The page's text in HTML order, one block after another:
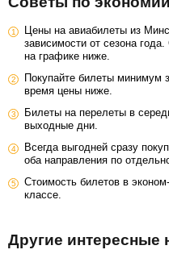
Цены на авиабилеты из
зависимости от сезона
на графике ниже.
Покупайте билеты минимум
время цены ниже.
Билеты на перелеты в
выходные дни.
Всегда выгодней сразу
оба направления по
Стоимость билетов в
классе.
Другие интересные